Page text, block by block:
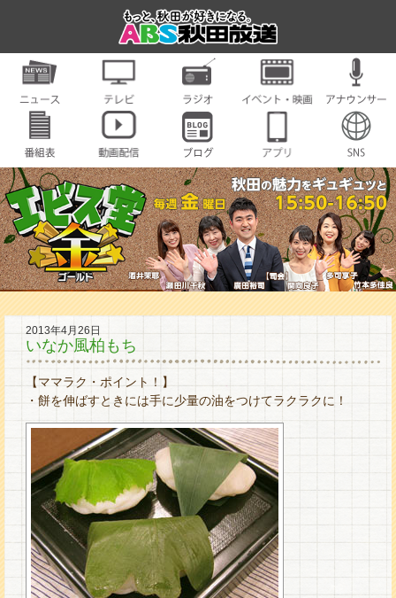
2013年4月26日
いなか風柏もち
【ママラク・ポイント！】
・餅を伸ばすときには手に少量の油をつけてラクラクに！